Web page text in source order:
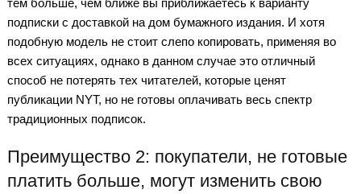
тем больше, чем ближе вы приближаетесь к варианту
подписки с доставкой на дом бумажного издания. И хотя
подобную модель не стоит слепо копировать, применяя во
всех ситуациях, однако в данном случае это отличный
способ не потерять тех читателей, которые ценят
публикации NYT, но не готовы оплачивать весь спектр
традиционных подписок.
Преимущество 2: покупатели, не готовые
платить больше, могут изменить свою